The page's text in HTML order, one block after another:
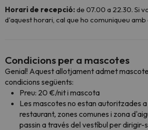
Horari de recepció:de 07.00 a 22.30. Si
d'aquest horari, cal que ho comuniqueu amb
Condicions per a mascotes
Genial! Aquest allotjament admet
condicions següents:
Preu: 20 €/nit i mascota
Les mascotes no estan autoritzades
restaurant, zones comunes i zona
passin a través del vestíbul per dirigir-